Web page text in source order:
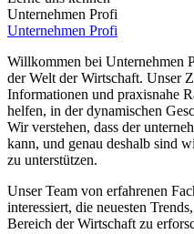
Unternehmen Profi
Unternehmen Profi
Willkommen bei Unternehmen
der Welt der Wirtschaft. Unser
Informationen und praxisnahe
helfen, in der dynamischen
Wir verstehen, dass der
kann, und genau deshalb sind
zu unterstützen.
Unser Team von erfahrenen
interessiert, die neuesten
Bereich der Wirtschaft zu